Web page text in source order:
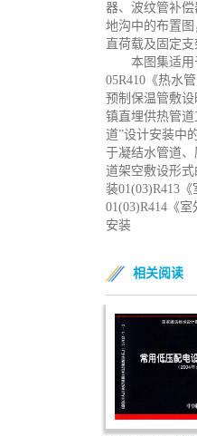
器、波纹管补
地沟中的布置
直荷载及固定
本图集适用于
05R410《热水
预制保温管敷
镇直埋供热管
道”设计安装中
于凝结水管道
道架空敷设形
装01(03)R413
01(03)R414《
安装
相关阅读